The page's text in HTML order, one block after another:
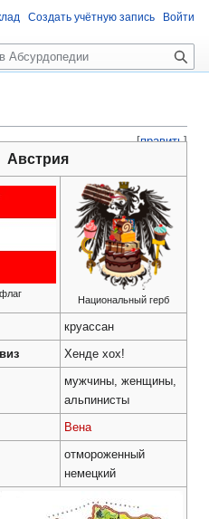
[править]
Австрия
Национальный герб
круассан
Хенде хох!
мужчины, женщины,
альпинисты
Вена
отмороженный
немецкий
Создать учётную запись Войти